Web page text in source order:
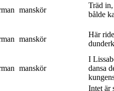
manskör
Träd
bålde
manskör
Här
manskör
I
dansa
Intet är